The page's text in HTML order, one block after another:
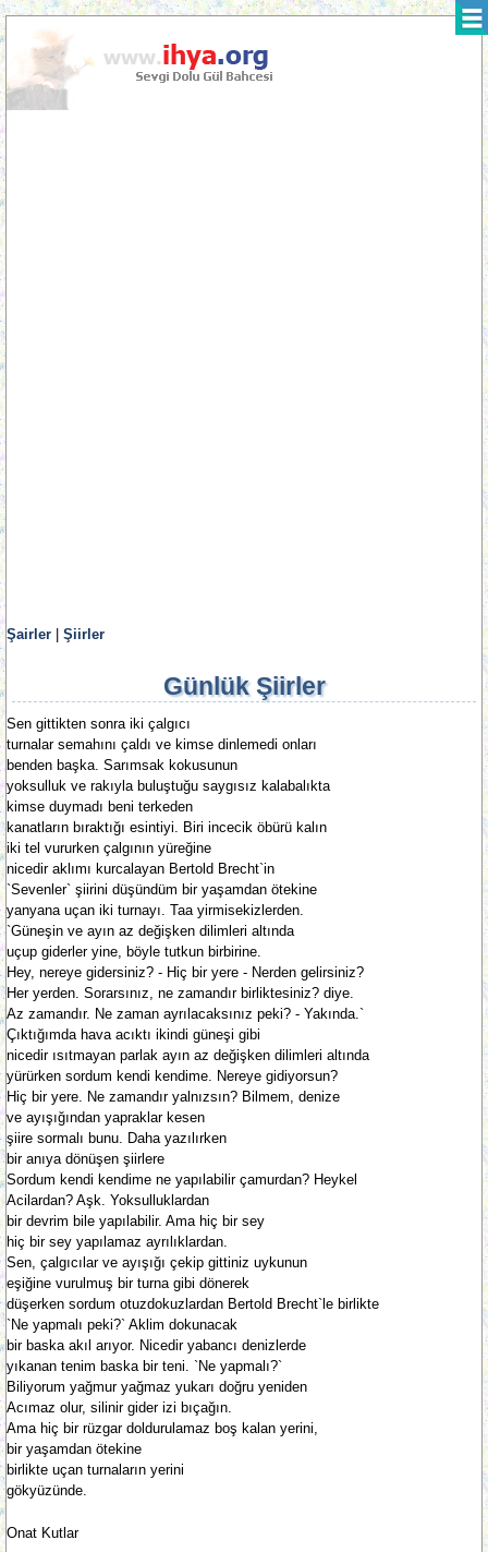
Şairler Şiirler
Günlük Şiirler
Sen gittikten sonra iki çalgıcı
turnalar semahını çaldı ve kimse dinlemedi onları
benden başka. Sarımsak kokusunun
yoksulluk ve rakıyla buluştuğu saygısız kalabalıkta
kimse duymadı beni terkeden
kanatların bıraktığı esintiyi. Biri incecik öbürü kalın
iki tel vururken çalgının yüreğine
nicedir aklımı kurcalayan Bertold Brecht`in
`Sevenler` şiirini düşündüm bir yaşamdan ötekine
yanyana uçan iki turnayı. Taa yirmisekizlerden.
`Güneşin ve ayın az değişken dilimleri altında
uçup giderler yine, böyle tutkun birbirine.
Hey, nereye gidersiniz? - Hiç bir yere - Nerden gelirsiniz?
Her yerden. Sorarsınız, ne zamandır birliktesiniz? diye.
Az zamandır. Ne zaman ayrılacaksınız peki? - Yakında.`
Çıktığımda hava acıktı ikindi güneşi gibi
nicedir ısıtmayan parlak ayın az değişken dilimleri altında
yürürken sordum kendi kendime. Nereye gidiyorsun?
Hiç bir yere. Ne zamandır yalnızsın? Bilmem, denize
ve ayışığından yapraklar kesen
şiire sormalı bunu. Daha yazılırken
bir anıya dönüşen şiirlere
Sordum kendi kendime ne yapılabilir çamurdan? Heykel
Acilardan? Aşk. Yoksulluklardan
bir devrim bile yapılabilir. Ama hiç bir sey
hiç bir sey yapılamaz ayrılıklardan.
Sen, çalgıcılar ve ayışığı çekip gittiniz uykunun
eşiğine vurulmuş bir turna gibi dönerek
düşerken sordum otuzdokuzlardan Bertold Brecht`le birlikte
`Ne yapmalı peki?` Aklim dokunacak
bir baska akıl arıyor. Nicedir yabancı denizlerde
yıkanan tenim baska bir teni. `Ne yapmalı?`
Biliyorum yağmur yağmaz yukarı doğru yeniden
Acımaz olur, silinir gider izi bıçağın.
Ama hiç bir rüzgar doldurulamaz boş kalan yerini,
bir yaşamdan ötekine
birlikte uçan turnaların yerini
gökyüzünde.
Onat Kutlar